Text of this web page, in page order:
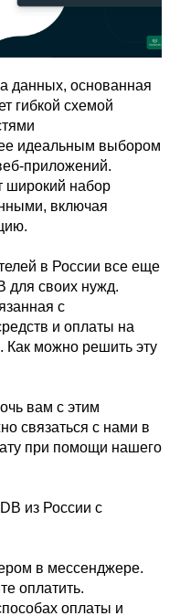
данных, основанная
гибкой схемой
идеальным выбором
приложений.
широкий набор
включая
в России все еще
для своих нужд.
с
и оплаты на
Как можно решить эту
вам с этим
связаться с нами в
при помощи нашего
из России с
в мессенджере.
оплатить.
оплаты и